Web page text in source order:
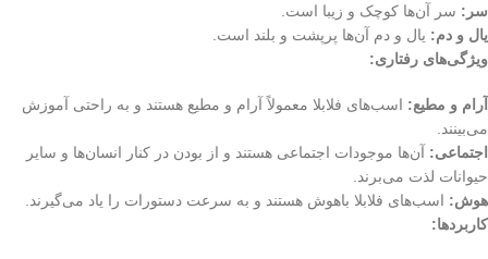
سر: سر آن‌ها کوچک و زیبا است.
یال و دم: یال و دم آن‌ها پرپشت و بلند است.
ویژگی‌های رفتاری:
آرام و مطیع: اسب‌های فلابلا معمولاً آرام و مطیع هستند و به راحتی آموزش
می‌بینند.
اجتماعی: آن‌ها موجودات اجتماعی هستند و از بودن در کنار انسان‌ها و سایر
حیوانات لذت می‌برند.
هوش: اسب‌های فلابلا باهوش هستند و به سرعت دستورات را یاد می‌گیرند.
کاربردها: